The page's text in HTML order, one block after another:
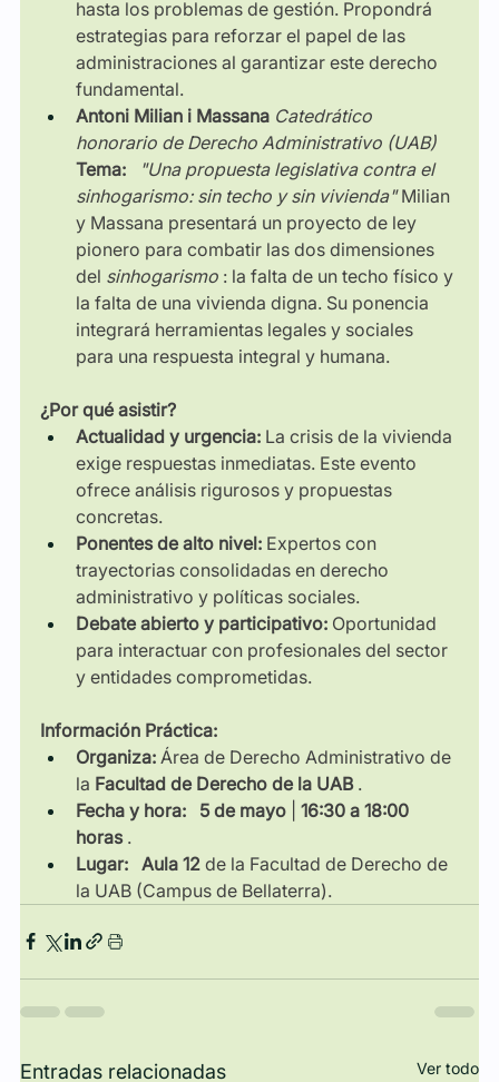
hasta los problemas de gestión. Propondrá
estrategias para reforzar el papel de las
administraciones al garantizar este derecho
fundamental.
Antoni Milian i Massana Catedrático
honorario de Derecho Administrativo (UAB)
Tema:
"Una propuesta legislativa contra el
sinhogarismo: sin techo y sin vivienda" Milian
y Massana presentará un proyecto de ley
pionero para combatir las dos dimensiones
del sinhogarismo : la falta de un techo físico y
la falta de una vivienda digna. Su ponencia
integrará herramientas legales y sociales
para una respuesta integral y humana.
¿Por qué asistir?
Actualidad y urgencia: La crisis de la vivienda
exige respuestas inmediatas. Este evento
ofrece análisis rigurosos y propuestas
concretas.
Ponentes de alto nivel: Expertos con
trayectorias consolidadas en derecho
administrativo y políticas sociales.
Debate abierto y participativo: Oportunidad
para interactuar con profesionales del sector
y entidades comprometidas.
Información Práctica:
Organiza: Área de Derecho Administrativo de
la Facultad de Derecho de la UAB .
Fecha y hora:
5 de mayo
16:30 a 18:00
horas .
Lugar:
Aula 12 de la Facultad de Derecho de
la UAB (Campus de Bellaterra).
Entradas relacionadas Ver todo